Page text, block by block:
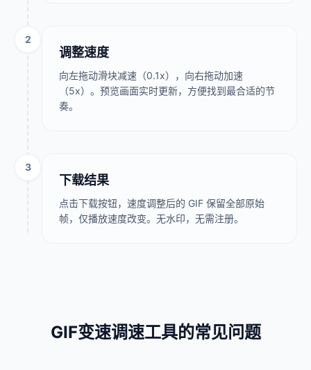
2
调整速度
向左拖动滑块减速（0.1x），向右拖动加速
（5x）。预览画面实时更新，方便找到最合适的节
奏。
3
下载结果
点击下载按钮，速度调整后的 GIF 保留全部原始
帧，仅播放速度改变。无水印，无需注册。
GIF变速调速工具的常见问题